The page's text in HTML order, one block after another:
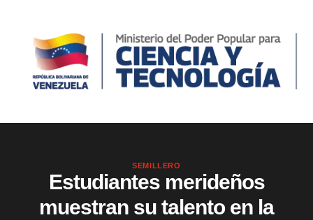
SEMILLERO
Estudiantes merideños
muestran su talento en la